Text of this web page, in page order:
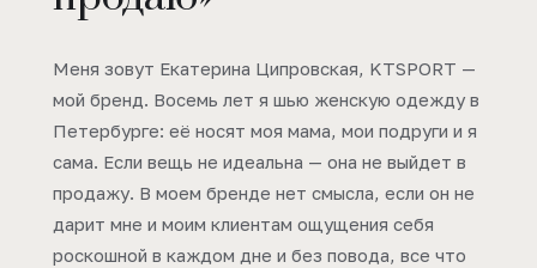
Меня зовут Екатерина Ципровская, KTSPORT —
мой бренд. Восемь лет я шью женскую одежду в
Петербурге: её носят моя мама, мои подруги и я
сама. Если вещь не идеальна — она не выйдет в
продажу. В моем бренде нет смысла, если он не
дарит мне и моим клиентам ощущения себя
роскошной в каждом дне и без повода, все что